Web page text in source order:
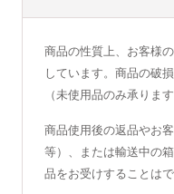
商品の性質上、お客様
しています。商品の破
（未使用品のみ承ります
商品使用後の返品やお
等）、または輸送中の
品をお受けすることは